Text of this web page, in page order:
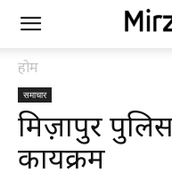
होम
समाचार
मिर्ज़ापुर
कार्यक्रम